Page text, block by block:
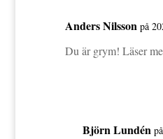
Anders Nilsson på
Du är grym! Läser
Björn Lundén